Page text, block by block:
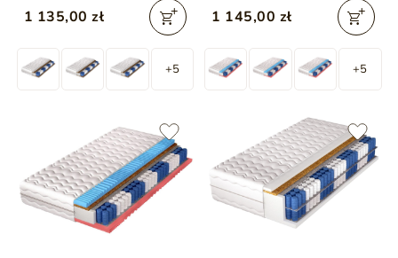
1 135,00 zł
+5
200x200
1 145,00 zł
+5